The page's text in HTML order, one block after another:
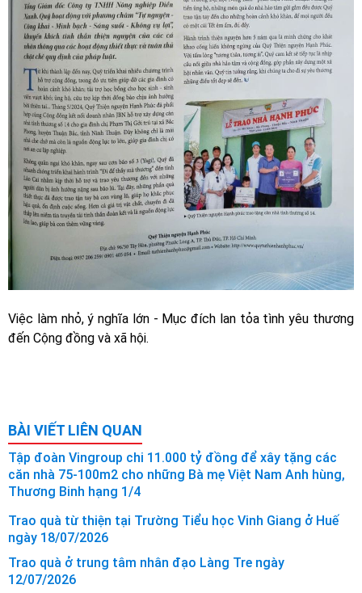
Việc làm nhỏ, ý nghĩa lớn - Mục đích lan tỏa tình yêu thương
đến Cộng đồng và xã hội.
BÀI VIẾT LIÊN QUAN
Tập đoàn Vingroup chi 11.000 tỷ đồng để xây tặng các
căn nhà 75-100m2 cho những Bà mẹ Việt Nam Anh hùng,
Thương Binh hạng 1/4
Trao quà từ thiện tại Trường Tiểu học Vinh Giang ở Huế
ngày 18/07/2026
Trao quà ở trung tâm nhân đạo Làng Tre ngày
12/07/2026